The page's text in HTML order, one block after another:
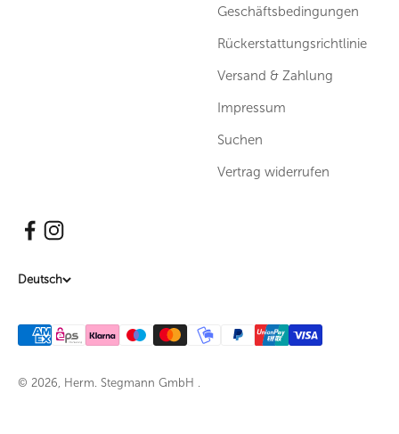
Geschäftsbedingungen
Rückerstattungsrichtlinie
Versand & Zahlung
Impressum
Suchen
Vertrag widerrufen
Deutsch
© 2026, Herm. Stegmann GmbH .